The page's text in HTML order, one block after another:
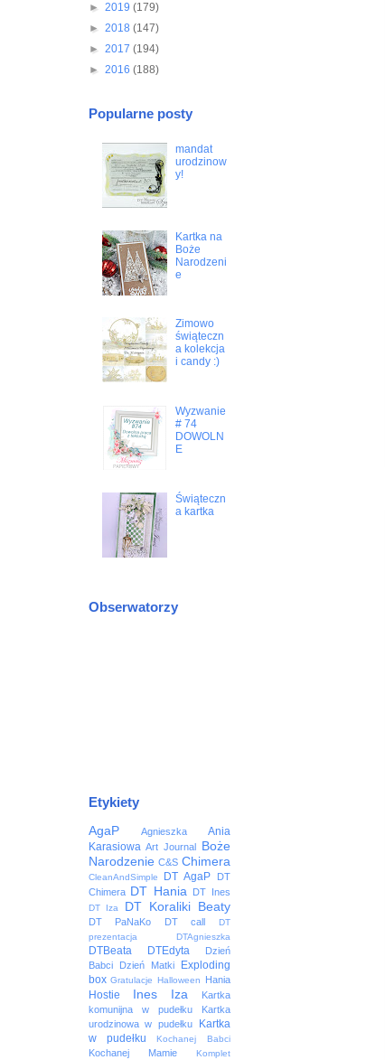
► 2019 (179)
► 2018 (147)
► 2017 (194)
► 2016 (188)
Popularne posty
mandat
urodzinow
y!
Kartka na
Boże
Narodzeni
e
Zimowo
świąteczn
a kolekcja
i candy :)
Wyzwanie
# 74
DOWOLN
E
Świąteczn
a kartka
Obserwatorzy
Etykiety
AgaP Agnieszka
Ania
Karasiowa Art Journal
Boże
Narodzenie C&S Chimera
CleanAndSimple DT AgaP
DT
Chimera DT Hania DT Ines
DT Iza DT Koraliki Beaty
DT PaNaKo DT call
DT
prezentacja
DTAgnieszka
DTBeata DTEdyta
Dzień
Babci
Dzień Matki
Exploding
box Gratulacje Halloween Hania
Hostie Ines Iza
Kartka
komunijna w pudełku
Kartka
urodzinowa w pudełku
Kartka
w pudełku
Kochanej Babci
Kochanej Mamie
Komplet